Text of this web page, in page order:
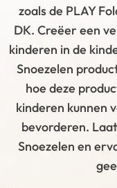
zoals de PLAY
DK. Creëer een
kinderen in de
Snoezelen
hoe deze
kinderen kunnen
bevorderen.
Snoezelen en